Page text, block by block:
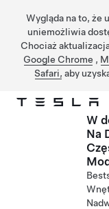
Wygląda na to, że
uniemożliwia
Chociaż
Google Chrome ,
Safari, aby
Przejdź do głównej
W
Na